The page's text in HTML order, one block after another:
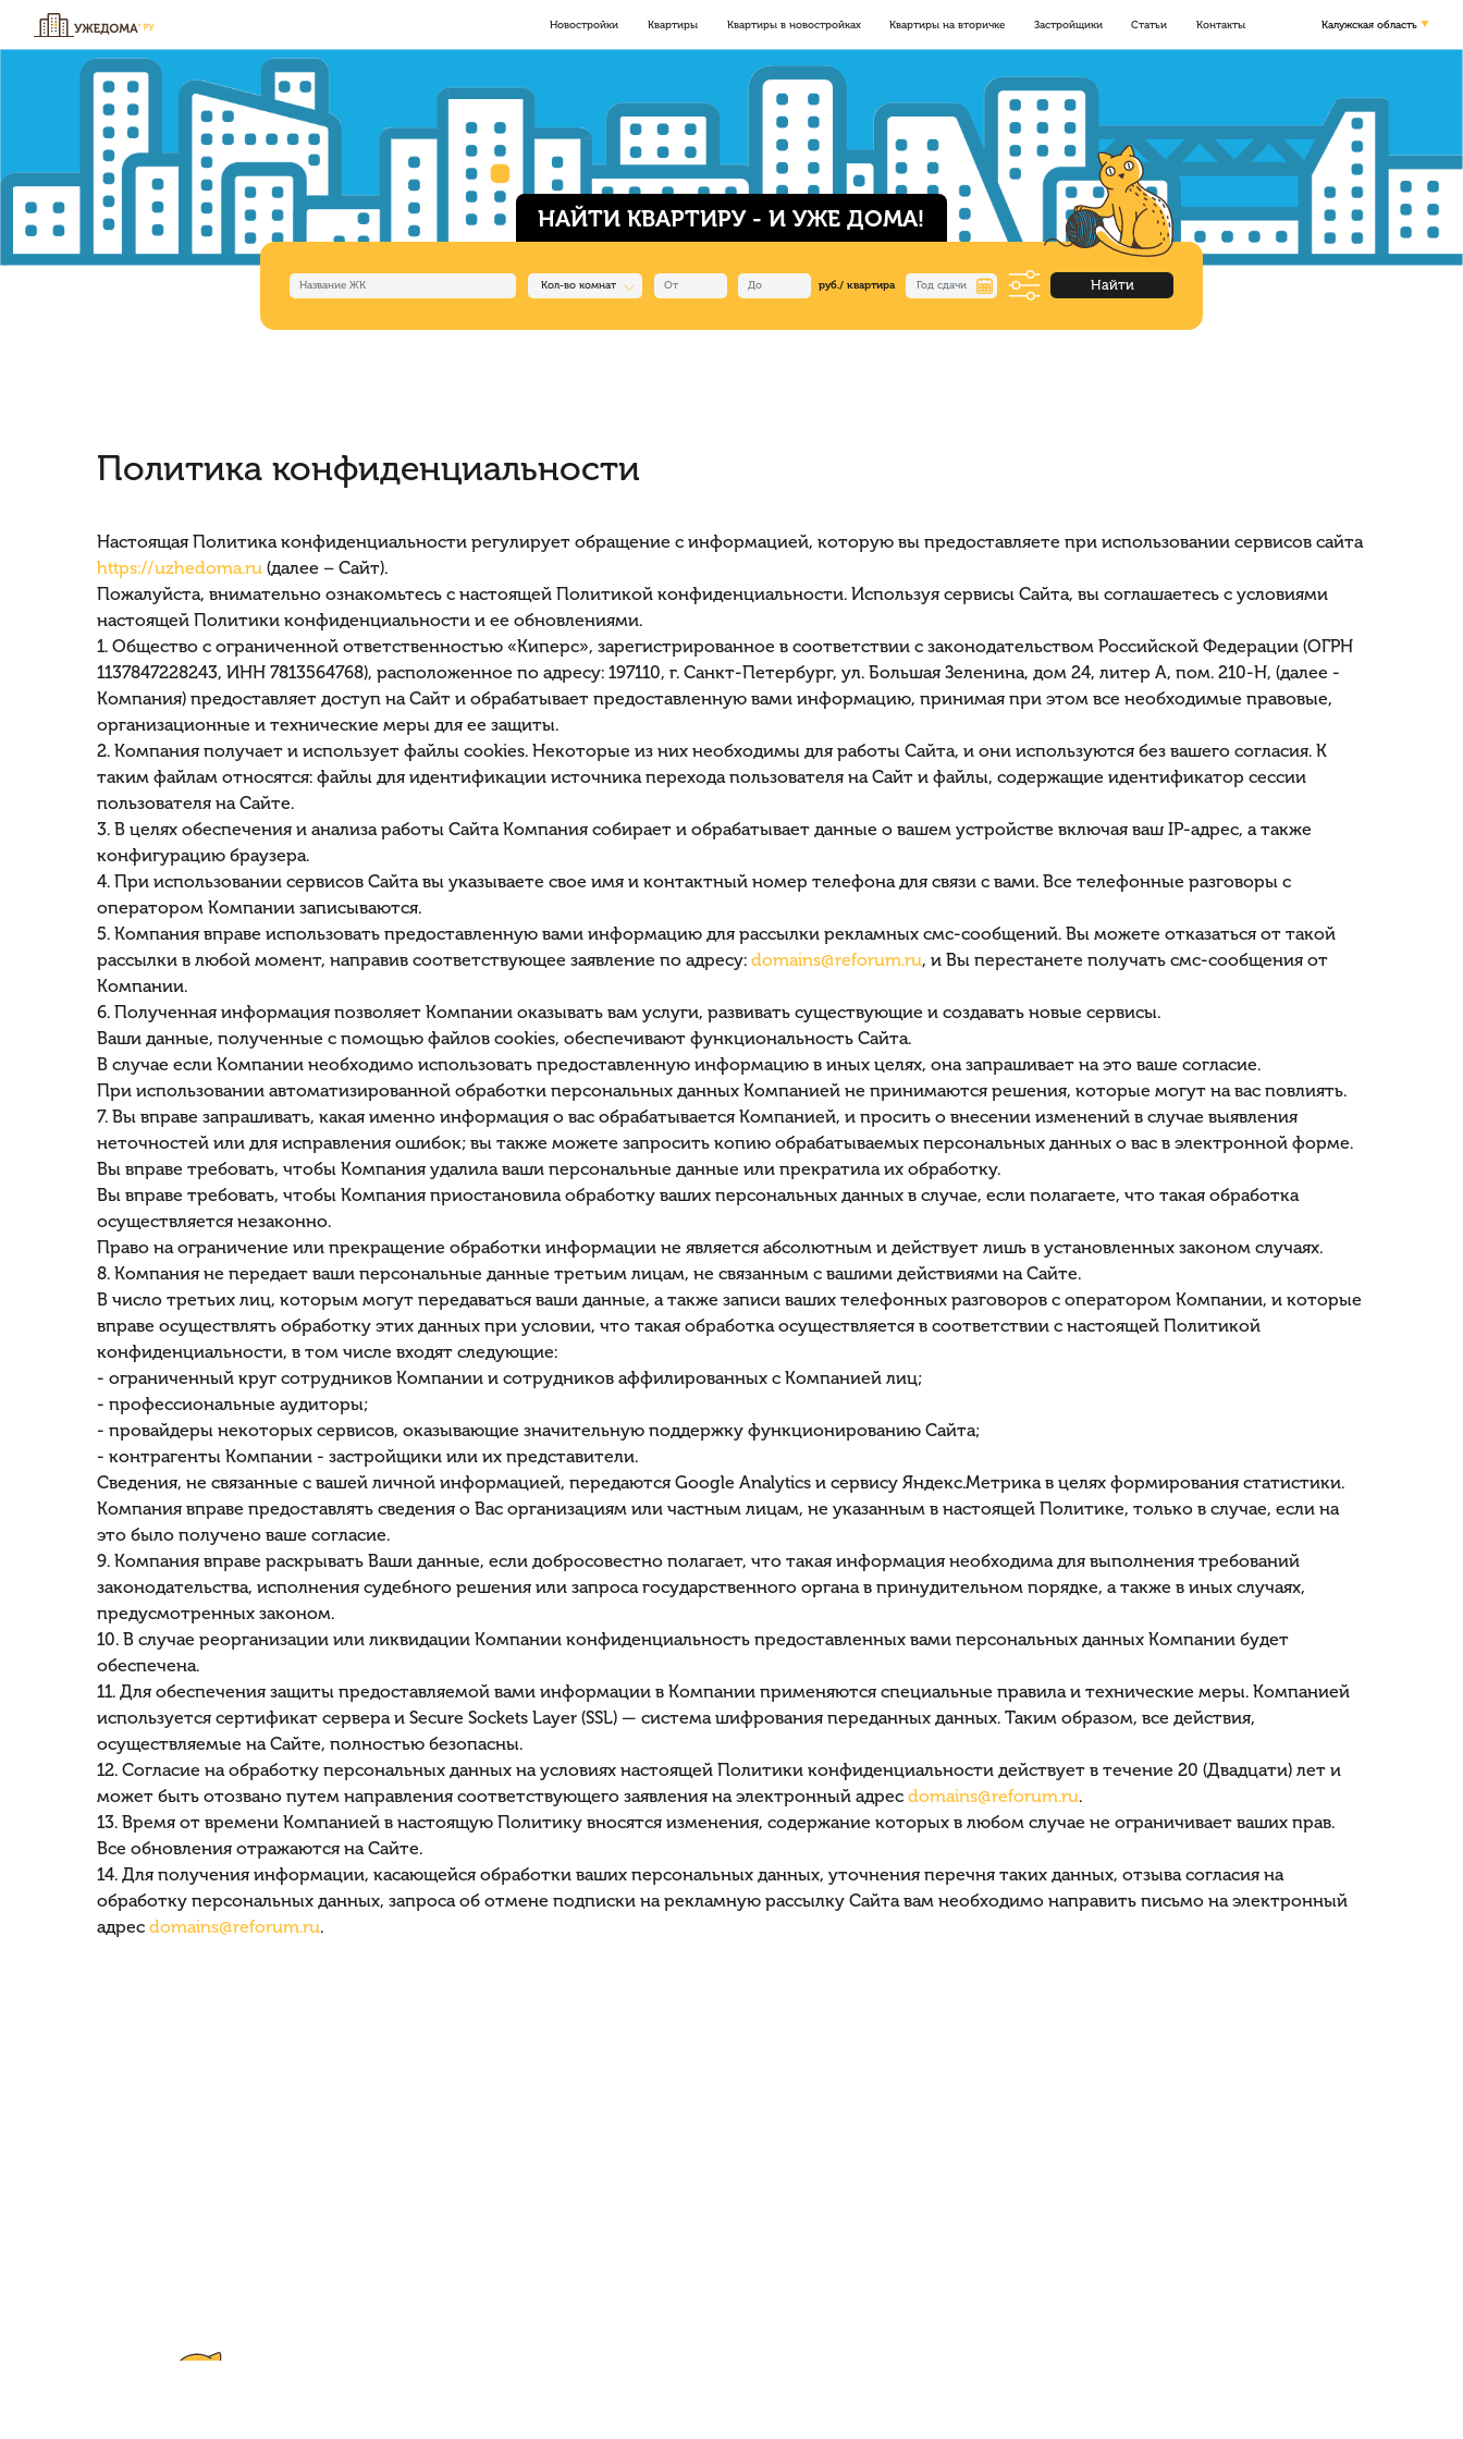
Новостройки Квартиры Квартиры в новостройках Квартиры на вторичке Застройщики Статьи Контакты Калужская область
НАЙТИ КВАРТИРУ - И УЖЕ ДОМА!
Кол-во комнат руб./ квартира Найти
Политика конфиденциальности
Настоящая Политика конфиденциальности регулирует обращение с информацией, которую вы предоставляете при использовании сервисов сайта
https://uzhedoma.ru(далее – Сайт).
Пожалуйста, внимательно ознакомьтесь с настоящей Политикой конфиденциальности. Используя сервисы Сайта, вы соглашаетесь с условиями
настоящей Политики конфиденциальности и ее обновлениями.
1. Общество с ограниченной ответственностью «Киперс», зарегистрированное в соответствии с законодательством Российской Федерации (ОГРН
1137847228243, ИНН 7813564768), расположенное по адресу: 197110, г. Санкт-Петербург, ул. Большая Зеленина, дом 24, литер А, пом. 210-Н, (далее -
Компания) предоставляет доступ на Сайт и обрабатывает предоставленную вами информацию, принимая при этом все необходимые правовые,
организационные и технические меры для ее защиты.
2. Компания получает и использует файлы cookies. Некоторые из них необходимы для работы Сайта, и они используются без вашего согласия. К
таким файлам относятся: файлы для идентификации источника перехода пользователя на Сайт и файлы, содержащие идентификатор сессии
пользователя на Сайте.
3. В целях обеспечения и анализа работы Сайта Компания собирает и обрабатывает данные о вашем устройстве включая ваш IP-адрес, а также
конфигурацию браузера.
4. При использовании сервисов Сайта вы указываете свое имя и контактный номер телефона для связи с вами. Все телефонные разговоры с
оператором Компании записываются.
5. Компания вправе использовать предоставленную вами информацию для рассылки рекламных смс-сообщений. Вы можете отказаться от такой
рассылки в любой момент, направив соответствующее заявление по адресу: domains@reforum.ru, и Вы перестанете получать смс-сообщения от
Компании.
6. Полученная информация позволяет Компании оказывать вам услуги, развивать существующие и создавать новые сервисы.
Ваши данные, полученные с помощью файлов cookies, обеспечивают функциональность Сайта.
В случае если Компании необходимо использовать предоставленную информацию в иных целях, она запрашивает на это ваше согласие.
При использовании автоматизированной обработки персональных данных Компанией не принимаются решения, которые могут на вас повлиять.
7. Вы вправе запрашивать, какая именно информация о вас обрабатывается Компанией, и просить о внесении изменений в случае выявления
неточностей или для исправления ошибок; вы также можете запросить копию обрабатываемых персональных данных о вас в электронной форме.
Вы вправе требовать, чтобы Компания удалила ваши персональные данные или прекратила их обработку.
Вы вправе требовать, чтобы Компания приостановила обработку ваших персональных данных в случае, если полагаете, что такая обработка
осуществляется незаконно.
Право на ограничение или прекращение обработки информации не является абсолютным и действует лишь в установленных законом случаях.
8. Компания не передает ваши персональные данные третьим лицам, не связанным с вашими действиями на Сайте.
В число третьих лиц, которым могут передаваться ваши данные, а также записи ваших телефонных разговоров с оператором Компании, и которые
вправе осуществлять обработку этих данных при условии, что такая обработка осуществляется в соответствии с настоящей Политикой
конфиденциальности, в том числе входят следующие:
- ограниченный круг сотрудников Компании и сотрудников аффилированных с Компанией лиц;
- профессиональные аудиторы;
- провайдеры некоторых сервисов, оказывающие значительную поддержку функционированию Сайта;
- контрагенты Компании - застройщики или их представители.
Сведения, не связанные с вашей личной информацией, передаются Google Analytics и сервису Яндекс.Метрика в целях формирования статистики.
Компания вправе предоставлять сведения о Вас организациям или частным лицам, не указанным в настоящей Политике, только в случае, если на
это было получено ваше согласие.
9. Компания вправе раскрывать Ваши данные, если добросовестно полагает, что такая информация необходима для выполнения требований
законодательства, исполнения судебного решения или запроса государственного органа в принудительном порядке, а также в иных случаях,
предусмотренных законом.
10. В случае реорганизации или ликвидации Компании конфиденциальность предоставленных вами персональных данных Компании будет
обеспечена.
11. Для обеспечения защиты предоставляемой вами информации в Компании применяются специальные правила и технические меры. Компанией
используется сертификат сервера и Secure Sockets Layer (SSL) — система шифрования переданных данных. Таким образом, все действия,
осуществляемые на Сайте, полностью безопасны.
12. Согласие на обработку персональных данных на условиях настоящей Политики конфиденциальности действует в течение 20 (Двадцати) лет и
может быть отозвано путем направления соответствующего заявления на электронный адрес domains@reforum.ru.
13. Время от времени Компанией в настоящую Политику вносятся изменения, содержание которых в любом случае не ограничивает ваших прав.
Все обновления отражаются на Сайте.
14. Для получения информации, касающейся обработки ваших персональных данных, уточнения перечня таких данных, отзыва согласия на
обработку персональных данных, запроса об отмене подписки на рекламную рассылку Сайта вам необходимо направить письмо на электронный
адрес domains@reforum.ru.